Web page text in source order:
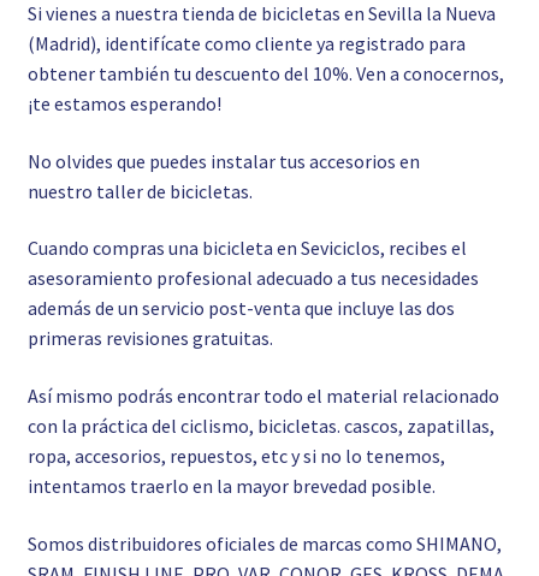
Si vienes a nuestra tienda de bicicletas en Sevilla la Nueva
(Madrid), identifícate como cliente ya registrado para
obtener también tu descuento del 10%. Ven a conocernos,
¡te estamos esperando!
No olvides que puedes instalar tus accesorios en
nuestro taller de bicicletas.
Cuando compras una bicicleta en Seviciclos, recibes el
asesoramiento profesional adecuado a tus necesidades
además de un servicio post-venta que incluye las dos
primeras revisiones gratuitas.
Así mismo podrás encontrar todo el material relacionado
con la práctica del ciclismo, bicicletas. cascos, zapatillas,
ropa, accesorios, repuestos, etc y si no lo tenemos,
intentamos traerlo en la mayor brevedad posible.
Somos distribuidores oficiales de marcas como SHIMANO,